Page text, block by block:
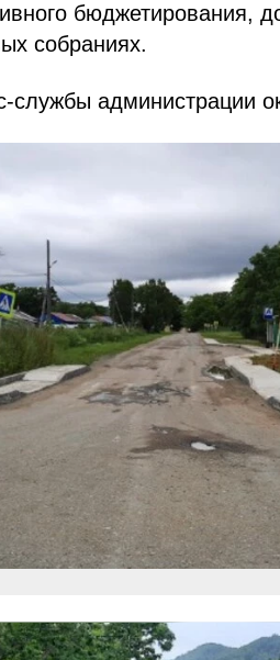
бюджетирования,
собраниях.
администрации